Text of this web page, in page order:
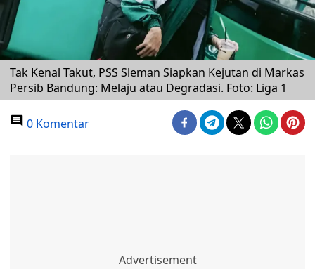
Tak Kenal Takut, PSS Sleman Siapkan Kejutan di Markas
Persib Bandung: Melaju atau Degradasi. Foto: Liga 1
0 Komentar